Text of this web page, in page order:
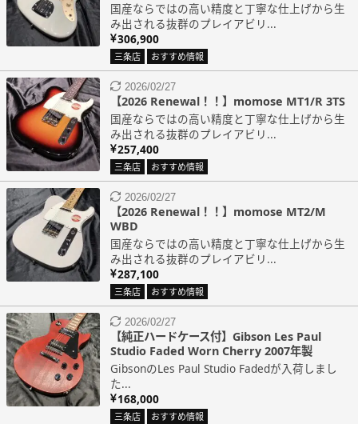
国産ならではの高い精度と丁寧な仕上げから生
み出される抜群のプレイアビリ...
306,900
三条店 おすすめ情報
2026/02/27
【2026 Renewal！！】momose MT1/R 3TS
国産ならではの高い精度と丁寧な仕上げから生
み出される抜群のプレイアビリ...
257,400
三条店 おすすめ情報
2026/02/27
【2026 Renewal！！】momose MT2/M
WBD
国産ならではの高い精度と丁寧な仕上げから生
み出される抜群のプレイアビリ...
287,100
三条店 おすすめ情報
2026/02/27
【純正ハードケース付】Gibson Les Paul
Studio Faded Worn Cherry 2007年製
GibsonのLes Paul Studio Fadedが入荷しまし
た...
168,000
三条店 おすすめ情報